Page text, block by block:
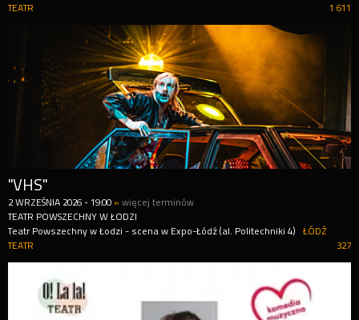
1 611
TEATR
"VHS"
2 WRZEŚNIA 2026 -19:00 »więcej terminów
TEATR POWSZECHNY W ŁODZI
Teatr Powszechny w Łodzi - scena w Expo-Łódź (al. Politechniki 4)
ŁÓDŹ
327
TEATR